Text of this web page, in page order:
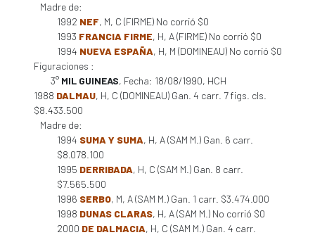
Madre de:
1992 NEF, M, C (FIRME) No corrió $0
1993 FRANCIA FIRME, H, A (FIRME) No corrió $0
1994 NUEVA ESPAÑA, H, M (DOMINEAU) No corrió $0
Figuraciones :
3° MIL GUINEAS, Fecha: 18/08/1990, HCH
1988 DALMAU, H, C (DOMINEAU) Gan. 4 carr. 7 figs. cls.
$8.433.500
Madre de:
1994 SUMA Y SUMA, H, A (SAM M.) Gan. 6 carr.
$8.078.100
1995 DERRIBADA, H, C (SAM M.) Gan. 8 carr.
$7.565.500
1996 SERBO, M, A (SAM M.) Gan. 1 carr. $3.474.000
1998 DUNAS CLARAS, H, A (SAM M.) No corrió $0
2000 DE DALMACIA, H, C (SAM M.) Gan. 4 carr.